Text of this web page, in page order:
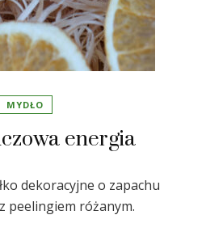
MYDŁO
energia
dekoracyjne o zapachu
peelingiem różanym.